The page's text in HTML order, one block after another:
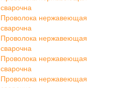
сварочна
Проволока нержавеющая
сварочна
Проволока нержавеющая
сварочна
Проволока нержавеющая
сварочна
Проволока нержавеющая